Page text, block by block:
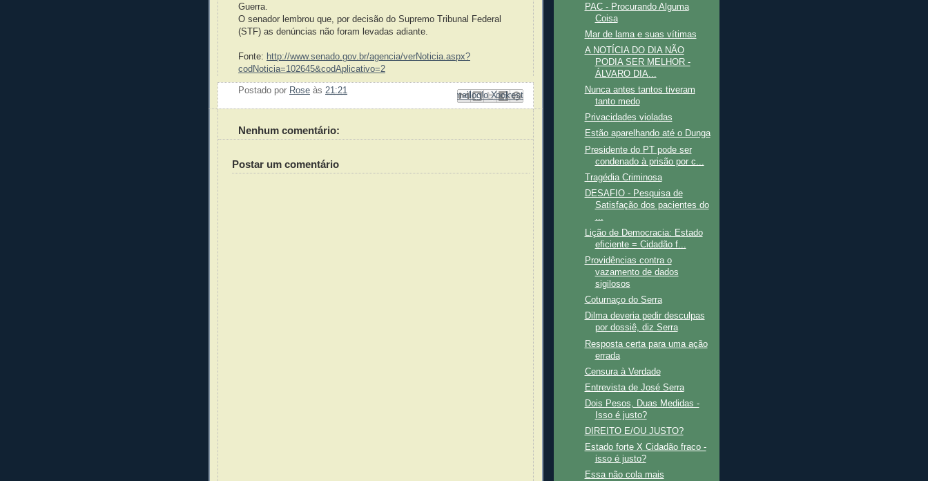
Guerra.
O senador lembrou que, por decisão do Supremo Tribunal Federal
(STF) as denúncias não foram levadas adiante.
Fonte: http://www.senado.gov.br/agencia/verNoticia.aspx?
codNoticia=102645&codAplicativo=2
Postado por Rose às 21:21 Enviar por e-mail
Postar no blog!
Compartilhar no X
Compartilhar no Facebook
Compartilhar com o Pinterest
Nenhum comentário:
Postar um comentário
PAC - Procurando Alguma
Coisa
Mar de lama e suas vítimas
A NOTÍCIA DO DIA NÃO
PODIA SER MELHOR -
ÁLVARO DIA...
Nunca antes tantos tiveram
tanto medo
Privacidades violadas
Estão aparelhando até o Dunga
Presidente do PT pode ser
condenado à prisão por c...
Tragédia Criminosa
DESAFIO - Pesquisa de
Satisfação dos pacientes do
...
Lição de Democracia: Estado
eficiente = Cidadão f...
Providências contra o
vazamento de dados
sigilosos
Coturnaço do Serra
Dilma deveria pedir desculpas
por dossiê, diz Serra
Resposta certa para uma ação
errada
Censura à Verdade
Entrevista de José Serra
Dois Pesos, Duas Medidas -
Isso é justo?
DIREITO E/OU JUSTO?
Estado forte X Cidadão fraco -
isso é justo?
Essa não cola mais